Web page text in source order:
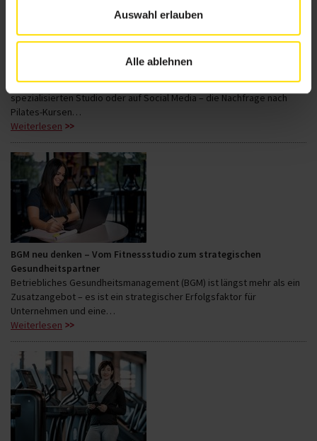
Auswahl erlauben
Alle ablehnen
Pilates im Trend: Warum das Training aktuell boomt – und für wen
Pilates erlebt derzeit ein starkes Comeback. Ob im Fitnessstudio, im
spezialisierten Studio oder auf Social Media – die Nachfrage nach
Pilates-Kursen…
Weiterlesen
BGM neu denken – Vom Fitnessstudio zum strategischen
Gesundheitspartner
Betriebliches Gesundheitsmanagement (BGM) ist längst mehr als ein
Zusatzangebot – es ist ein strategischer Erfolgsfaktor für
Unternehmen und eine…
Weiterlesen